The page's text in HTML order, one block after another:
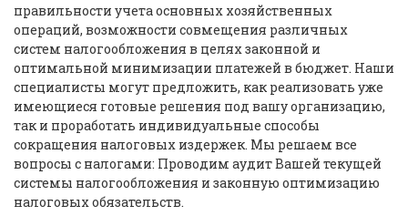
правильности учета основных хозяйственных
операций, возможности совмещения различных
систем налогообложения в целях законной и
оптимальной минимизации платежей в бюджет. Наши
специалисты могут предложить, как реализовать уже
имеющиеся готовые решения под вашу организацию,
так и проработать индивидуальные способы
сокращения налоговых издержек. Мы решаем все
вопросы с налогами: Проводим аудит Вашей текущей
системы налогообложения и законную оптимизацию
налоговых обязательств.